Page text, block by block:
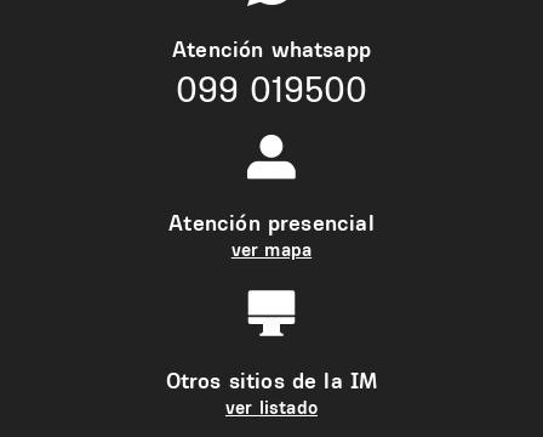
Atención whatsapp
099 019500
Atención presencial
ver mapa
Otros sitios de la IM
ver listado